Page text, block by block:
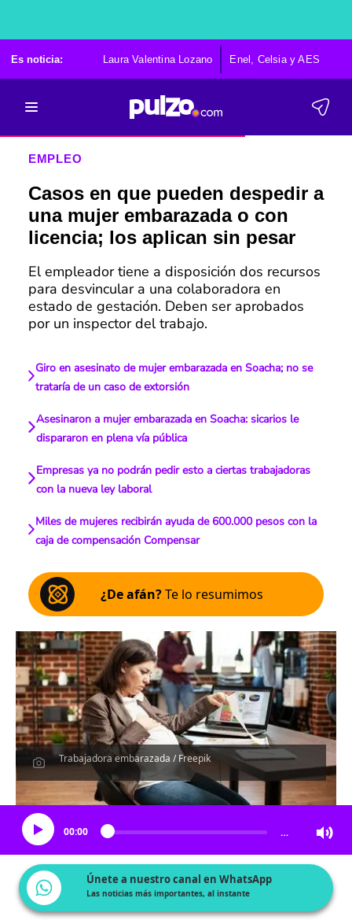
Es noticia: Laura Valentina Lozano Enel, Celsia y AES
EMPLEO
Casos en que pueden despedir a
una mujer embarazada o con
licencia; los aplican sin pesar
El empleador tiene a disposición dos recursos
para desvincular a una colaboradora en
estado de gestación. Deben ser aprobados
por un inspector del trabajo.
Giro en asesinato de mujer embarazada en Soacha; no se
trataría de un caso de extorsión
Asesinaron a mujer embarazada en Soacha: sicarios le
dispararon en plena vía pública
Empresas ya no podrán pedir esto a ciertas trabajadoras
con la nueva ley laboral
Miles de mujeres recibirán ayuda de 600.000 pesos con la
caja de compensación Compensar
¿De afán?Te lo resumimos
Trabajadora embarazada / Freepik
Escucha el artículo
00:00 …
Únete a nuestro canal en WhatsApp
Las noticias más importantes, al instante